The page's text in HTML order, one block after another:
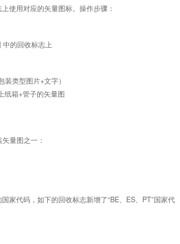
使用对应的矢量图标。操作步骤：
中的回收标志上
类型图片+文字）
纸箱+管子的矢量图
量图之一：
家代码，如下的回收标志新增了“BE、ES、PT”国家代